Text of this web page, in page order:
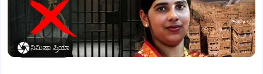
ನಿಮಿಷಾ ಪ್ರಿಯಾ